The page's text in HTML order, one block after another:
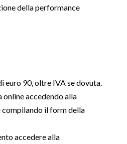
della performance
euro 90, oltre IVA se dovuta.
online accedendo alla
compilando il form della
accedere alla